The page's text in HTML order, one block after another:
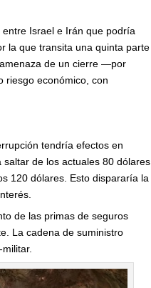
Israel e Irán que podría
la que transita una quinta parte
de un cierre —por
riesgo económico, con
tendría efectos en
de los actuales 80 dólares
120 dólares. Esto dispararía la
de las primas de seguros
La cadena de suministro